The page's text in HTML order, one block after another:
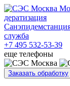
служба
+7 495 532-53-39
еще телефоны
Заказать обработку